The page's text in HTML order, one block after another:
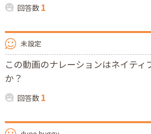
回答数1
未設定
この動画のナレーションはネイティ
か？
回答数1